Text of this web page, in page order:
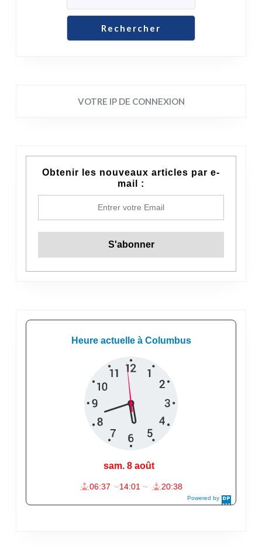
Rechercher
VOTRE IP DE CONNEXION
Obtenir les nouveaux articles par e-
mail :